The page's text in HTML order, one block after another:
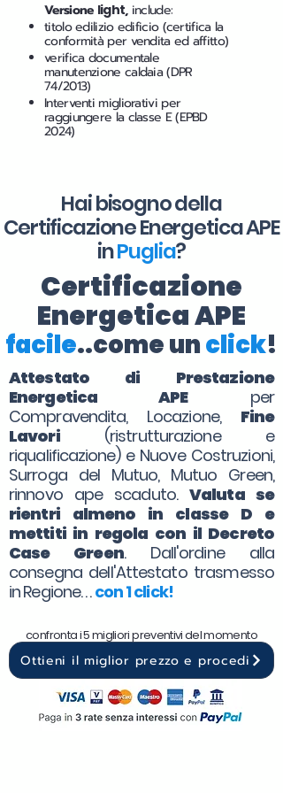
Versione light,include:
titolo edilizio edificio (certifica la
conformità per vendita ed affitto)
verifica documentale
manutenzione caldaia (DPR
74/2013)
Interventi migliorativi per
raggiungere la classe E (EPBD
2024)
Hai bisogno della
Certificazione Energetica APE
inPuglia?
Certificazione
Energetica APE
facile..come unclick!
Attestato di Prestazione
Energetica APEper
Compravendita, Locazione, Fine
Lavori(ristrutturazione e
riqualificazione) e Nuove Costruzioni,
Surroga del Mutuo, Mutuo Green,
rinnovo ape scaduto.Valuta se
rientri almeno in classe D e
mettiti in regola con il Decreto
Case Green. Dall'ordine alla
consegna dell'Attestato trasmesso
in Regione. . .con 1 click!
confronta i 5 migliori preventivi del momento
Ottieni il miglior prezzo e procedi